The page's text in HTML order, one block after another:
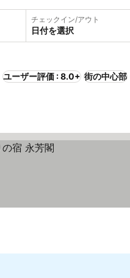
チェックイン/アウト
日付を選択
ユーザー評価 : 8.0+ 街の中心部